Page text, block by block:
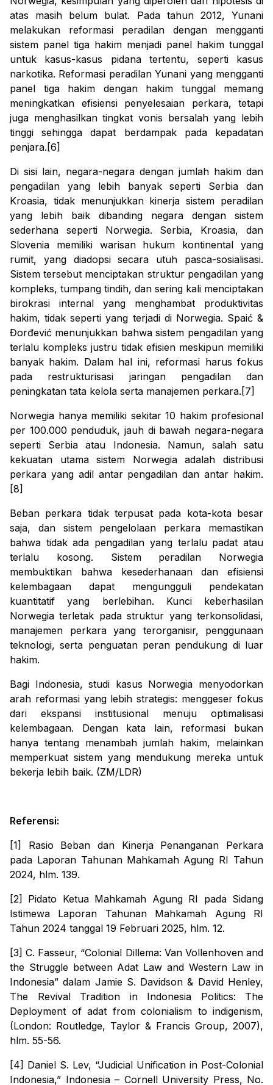
atas masih belum bulat. Pada tahun 2012, Yunani
melakukan reformasi peradilan dengan mengganti
sistem panel tiga hakim menjadi panel hakim tunggal
untuk kasus-kasus pidana tertentu, seperti kasus
narkotika. Reformasi peradilan Yunani yang mengganti
panel tiga hakim dengan hakim tunggal memang
meningkatkan efisiensi penyelesaian perkara, tetapi
juga menghasilkan tingkat vonis bersalah yang lebih
tinggi sehingga dapat berdampak pada kepadatan
penjara.[6]
Di sisi lain, negara-negara dengan jumlah hakim dan
pengadilan yang lebih banyak seperti Serbia dan
Kroasia, tidak menunjukkan kinerja sistem peradilan
yang lebih baik dibanding negara dengan sistem
sederhana seperti Norwegia. Serbia, Kroasia, dan
Slovenia memiliki warisan hukum kontinental yang
rumit, yang diadopsi secara utuh pasca-sosialisasi.
Sistem tersebut menciptakan struktur pengadilan yang
kompleks, tumpang tindih, dan sering kali menciptakan
birokrasi internal yang menghambat produktivitas
hakim, tidak seperti yang terjadi di Norwegia. Spaić &
Đorđević menunjukkan bahwa sistem pengadilan yang
terlalu kompleks justru tidak efisien meskipun memiliki
banyak hakim. Dalam hal ini, reformasi harus fokus
pada restrukturisasi jaringan pengadilan dan
peningkatan tata kelola serta manajemen perkara.[7]
Norwegia hanya memiliki sekitar 10 hakim profesional
per 100.000 penduduk, jauh di bawah negara-negara
seperti Serbia atau Indonesia. Namun, salah satu
kekuatan utama sistem Norwegia adalah distribusi
perkara yang adil antar pengadilan dan antar hakim.
[8]
Beban perkara tidak terpusat pada kota-kota besar
saja, dan sistem pengelolaan perkara memastikan
bahwa tidak ada pengadilan yang terlalu padat atau
terlalu kosong. Sistem peradilan Norwegia
membuktikan bahwa kesederhanaan dan efisiensi
kelembagaan dapat mengungguli pendekatan
kuantitatif yang berlebihan. Kunci keberhasilan
Norwegia terletak pada struktur yang terkonsolidasi,
manajemen perkara yang terorganisir, penggunaan
teknologi, serta penguatan peran pendukung di luar
hakim.
Bagi Indonesia, studi kasus Norwegia menyodorkan
arah reformasi yang lebih strategis: menggeser fokus
dari ekspansi institusional menuju optimalisasi
kelembagaan. Dengan kata lain, reformasi bukan
hanya tentang menambah jumlah hakim, melainkan
memperkuat sistem yang mendukung mereka untuk
bekerja lebih baik. (ZM/LDR)
Referensi:
[1] Rasio Beban dan Kinerja Penanganan Perkara
pada Laporan Tahunan Mahkamah Agung RI Tahun
2024, hlm. 139.
[2] Pidato Ketua Mahkamah Agung RI pada Sidang
Istimewa Laporan Tahunan Mahkamah Agung RI
Tahun 2024 tanggal 19 Februari 2025, hlm. 12.
[3] C. Fasseur, “Colonial Dillema: Van Vollenhoven and
the Struggle between Adat Law and Western Law in
Indonesia” dalam Jamie S. Davidson & David Henley,
The Revival Tradition in Indonesia Politics: The
Deployment of adat from colonialism to indigenism,
(London: Routledge, Taylor & Francis Group, 2007),
hlm. 55-56.
[4] Daniel S. Lev, “Judicial Unification in Post-Colonial
Indonesia,” Indonesia – Cornell University Press, No.